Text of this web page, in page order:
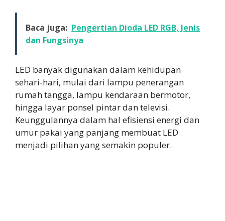
Baca juga: Pengertian Dioda LED RGB, Jenis
dan Fungsinya
LED banyak digunakan dalam kehidupan
sehari-hari, mulai dari lampu penerangan
rumah tangga, lampu kendaraan bermotor,
hingga layar ponsel pintar dan televisi.
Keunggulannya dalam hal efisiensi energi dan
umur pakai yang panjang membuat LED
menjadi pilihan yang semakin populer.